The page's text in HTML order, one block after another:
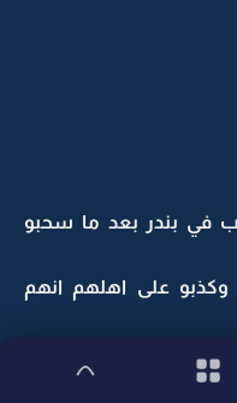
في بندر بعد ما سحبو
على اهلهم انهم